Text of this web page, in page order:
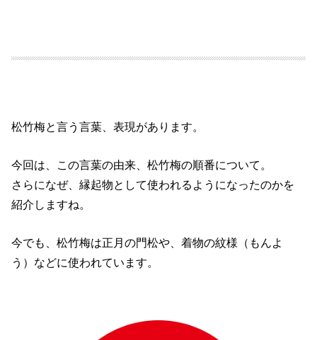
松竹梅と言う言葉、表現があります。
今回は、この言葉の由来、松竹梅の順番について。
さらになぜ、縁起物として使われるようになったのかを
紹介しますね。
今でも、松竹梅は正月の門松や、着物の紋様（もんよ
う）などに使われています。